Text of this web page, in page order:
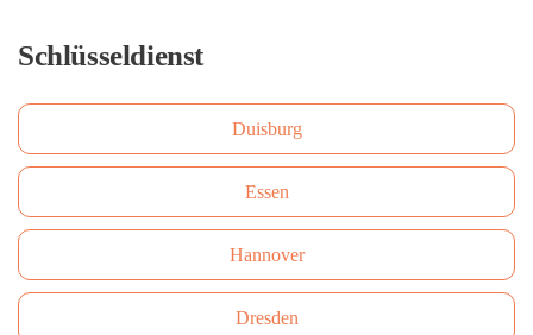
Schlüsseldienst
Duisburg
Essen
Hannover
Dresden